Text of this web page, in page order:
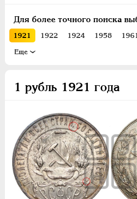
Для более точного поиска
Eще
1921 1922 1924 1958
1966
1981
1987
1990
1 рубль 1921 года
10 КОПЕЕК
15 КОПЕЕК
20 КОПЕЕК
1 РУБЛЬ
3 РУБЛЯ
5 РУБЛЕЙ
10 РУБЛЕЙ
ЧЕРВОНЕЦ